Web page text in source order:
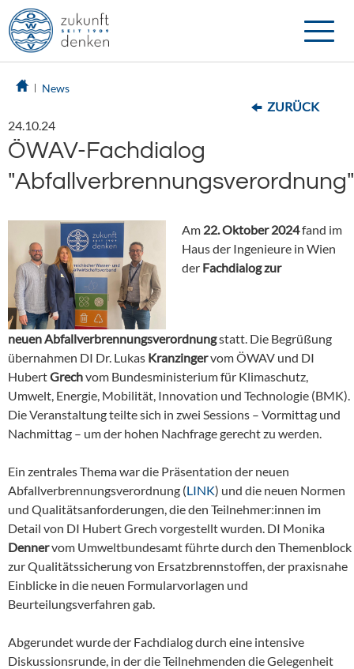
Toggle
News
ZURÜCK
24.10.24
ÖWAV-Fachdialog
"Abfallverbrennungsverordnung"
Am 22. Oktober 2024fand im
Haus der Ingenieure in Wien
der Fachdialog zur
neuenAbfallverbrennungsverordnungstatt. Die Begrüßung
übernahmen DI Dr. Lukas Kranzingervom ÖWAV und DI
HubertGrechvom Bundesministerium für Klimaschutz,
Umwelt, Energie, Mobilität, Innovation und Technologie (BMK).
Die Veranstaltung teilte sich in zwei Sessions – Vormittag und
Nachmittag – um der hohen Nachfrage gerecht zu werden.
Ein zentrales Thema war die Präsentation der neuen
Abfallverbrennungsverordnung (LINK) und die neuen Normen
und Qualitätsanforderungen, die den Teilnehmer:innen im
Detail von DI Hubert Grech vorgestellt wurden. DI Monika
Dennervom Umweltbundesamt führte durch den Themenblock
zur Qualitätssicherung von Ersatzbrennstoffen, der praxisnahe
Einblicke in die neuen Formularvorlagen und
Beurteilungsverfahren gab.
Abgerundet wurde der Fachdialog durch eine intensive
Diskussionsrunde, in der die Teilnehmenden die Gelegenheit